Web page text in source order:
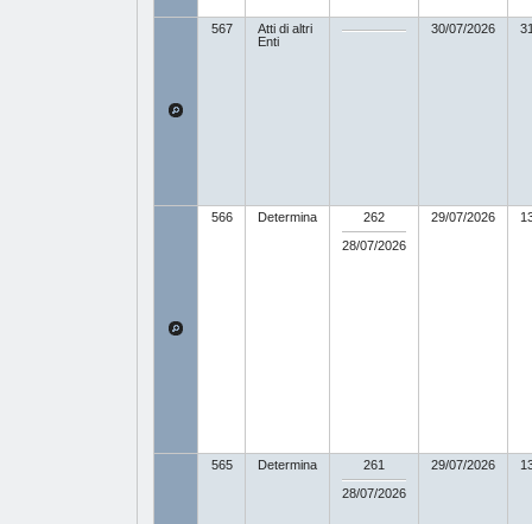
567
Atti di altri
Enti
30/07/2026
566 Determina
262
28/07/2026
29/07/2026
565 Determina
261
28/07/2026
29/07/2026